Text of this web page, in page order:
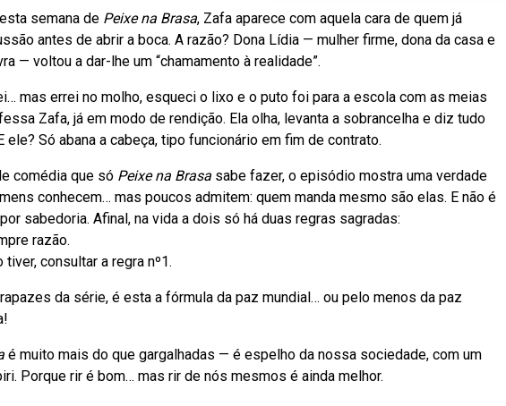
semana de Peixe na Brasa, Zafa aparece com aquela cara de quem já
antes de abrir a boca. A razão? Dona Lídia — mulher firme, dona da casa e
— voltou a dar-lhe um “chamamento à realidade”.
mas errei no molho, esqueci o lixo e o puto foi para a escola com as meias
Zafa, já em modo de rendição. Ela olha, levanta a sobrancelha e diz tudo
ele? Só abana a cabeça, tipo funcionário em fim de contrato.
comédia que só Peixe na Brasa sabe fazer, o episódio mostra uma verdade
conhecem… mas poucos admitem: quem manda mesmo são elas. E não é
sabedoria. Afinal, na vida a dois só há duas regras sagradas:
razão.
tiver, consultar a regra nº1.
da série, é esta a fórmula da paz mundial… ou pelo menos da paz
é muito mais do que gargalhadas — é espelho da nossa sociedade, com um
Porque rir é bom… mas rir de nós mesmos é ainda melhor.